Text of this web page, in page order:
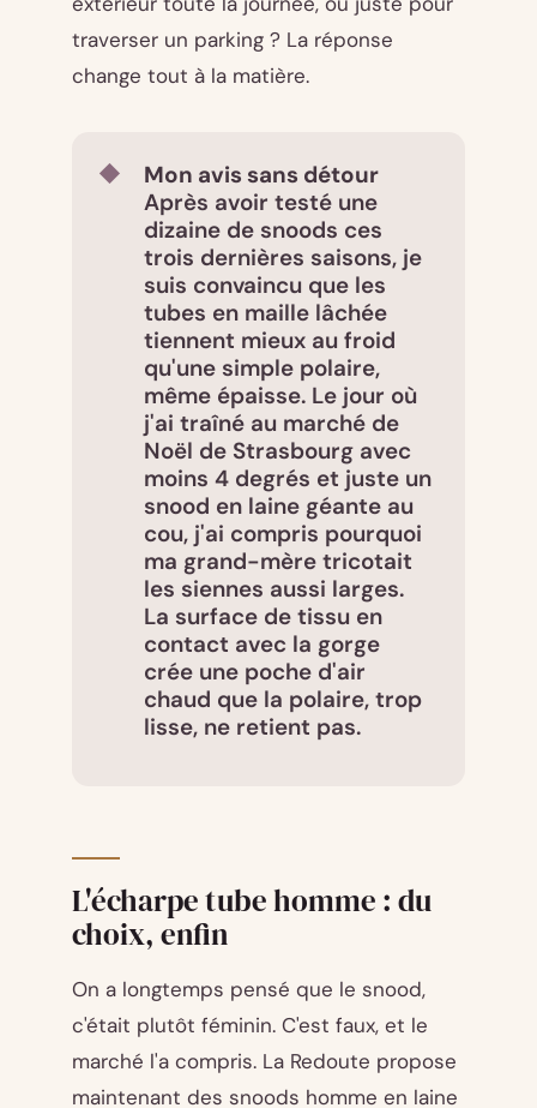
traverser un parking ? La réponse
change tout à la matière.
Mon avis sans détour
Après avoir testé une
dizaine de snoods ces
trois dernières saisons, je
suis convaincu que les
tubes en maille lâchée
tiennent mieux au froid
qu'une simple polaire,
même épaisse. Le jour où
j'ai traîné au marché de
Noël de Strasbourg avec
moins 4 degrés et juste un
snood en laine géante au
cou, j'ai compris pourquoi
ma grand-mère tricotait
les siennes aussi larges.
La surface de tissu en
contact avec la gorge
crée une poche d'air
chaud que la polaire, trop
lisse, ne retient pas.
L'écharpe tube homme : du
choix, enfin
On a longtemps pensé que le snood,
c'était plutôt féminin. C'est faux, et le
marché l'a compris. La Redoute propose
maintenant des snoods homme en laine